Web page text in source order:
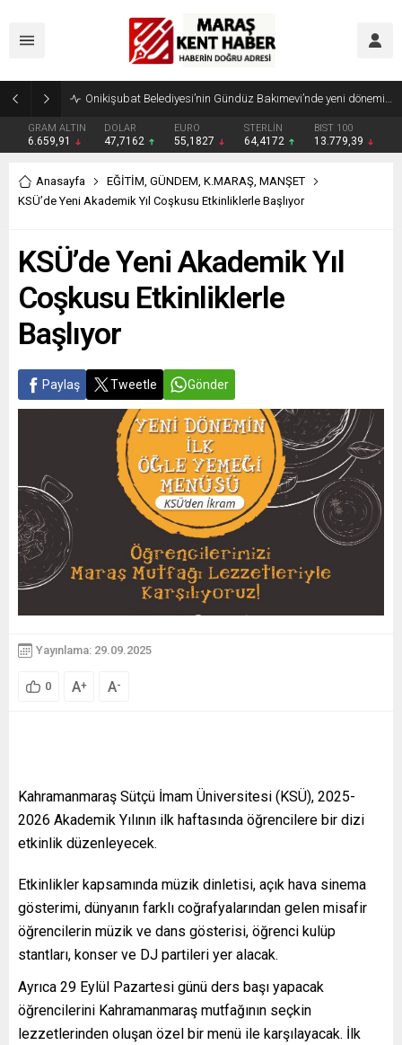
Geleneksel Ağustos Fuarı’nda Madrigal Coşkusu
GRAM ALTIN
6.659,91
DOLAR
47,7162
EURO
55,1827
STERLİN
64,4172
BIST 100
13.779,39
Anasayfa EĞİTİM, GÜNDEM, K.MARAŞ, MANŞET
KSÜ’de Yeni Akademik Yıl Coşkusu Etkinliklerle Başlıyor
KSÜ’de Yeni Akademik Yıl
Coşkusu Etkinliklerle
Başlıyor
Paylaş Tweetle Gönder
Yayınlama: 29.09.2025
0 A+ A-
Kahramanmaraş Sütçü İmam Üniversitesi (KSÜ), 2025-
2026 Akademik Yılının ilk haftasında öğrencilere bir dizi
etkinlik düzenleyecek.
Etkinlikler kapsamında müzik dinletisi, açık hava sinema
gösterimi, dünyanın farklı coğrafyalarından gelen misafir
öğrencilerin müzik ve dans gösterisi, öğrenci kulüp
stantları, konser ve DJ partileri yer alacak.
Ayrıca 29 Eylül Pazartesi günü ders başı yapacak
öğrencilerini Kahramanmaraş mutfağının seçkin
lezzetlerinden oluşan özel bir menü ile karşılayacak. İlk